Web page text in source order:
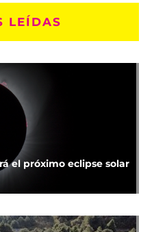
LEÍDAS
el próximo eclipse solar